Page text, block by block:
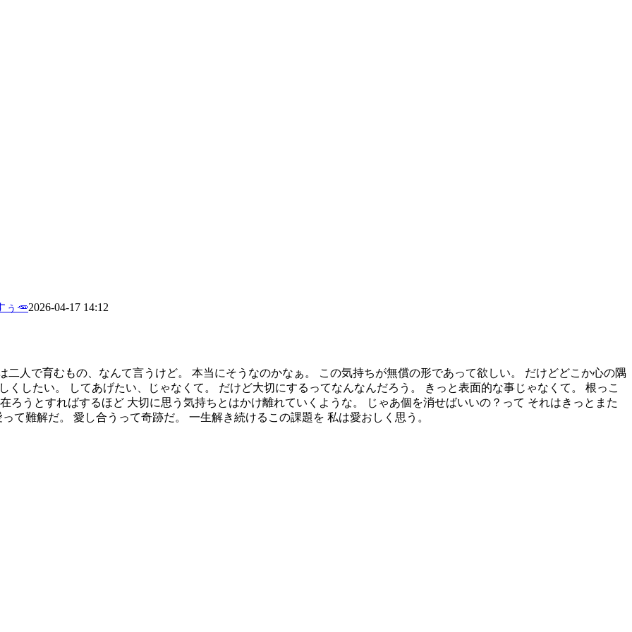
ぅ🥕2026-04-17 14:12
二人で育むもの、なんて言うけど。 本当にそうなのかなぁ。 この気持ちが無償の形であって欲しい。 だけどどこか心の隅
したい。 してあげたい、じゃなくて。 だけど大切にするってなんなんだろう。 きっと表面的な事じゃなくて。 根っこ
ろうとすればするほど 大切に思う気持ちとはかけ離れていくような。 じゃあ個を消せばいいの？って それはきっとまた
て難解だ。 愛し合うって奇跡だ。 一生解き続けるこの課題を 私は愛おしく思う。